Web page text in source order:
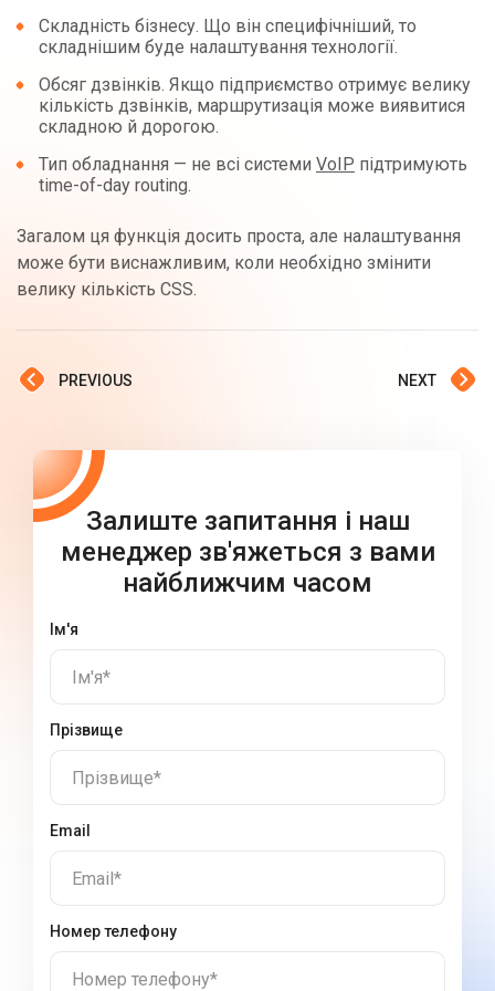
Складність бізнесу. Що він специфічніший, то
складнішим буде налаштування технології.
Обсяг дзвінків. Якщо підприємство отримує велику
кількість дзвінків, маршрутизація може виявитися
складною й дорогою.
Тип обладнання — не всі системи VoIP підтримують
time-of-day routing.
Загалом ця функція досить проста, але налаштування
може бути виснажливим, коли необхідно змінити
велику кількість CSS.
PREVIOUS NEXT
Залиште запитання і наш
менеджер зв'яжеться з вами
найближчим часом
Ім'я
Ім'я*
Прізвище
Прізвище*
Email
Email*
Номер телефону
Номер телефону*